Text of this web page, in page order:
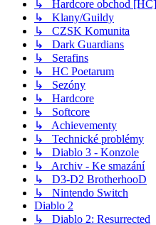
↳ Hardcore obchod [HC]
↳ Klany/Guildy
↳ CZSK Komunita
↳ Dark Guardians
↳ Serafins
↳ HC Poetarum
↳ Sezóny
↳ Hardcore
↳ Softcore
↳ Achievementy
↳ Technické problémy
↳ Diablo 3 - Konzole
↳ Archiv - Ke smazání
↳ D3-D2 BrotherhooD
↳ Nintendo Switch
Diablo 2
↳ Diablo 2: Resurrected